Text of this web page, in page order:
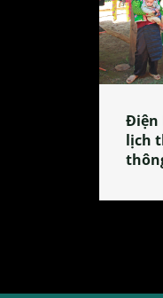
Điện
lịch